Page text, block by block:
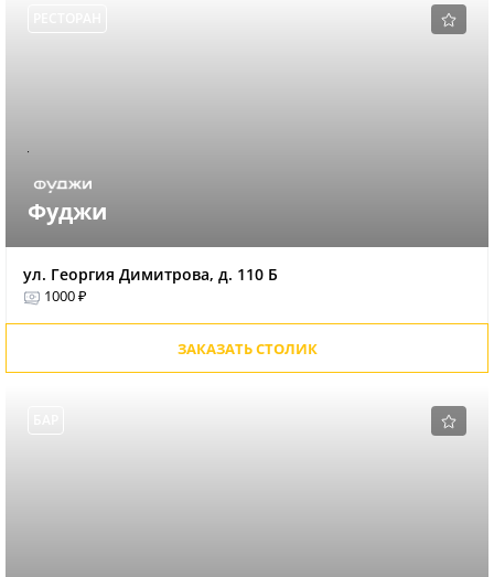
Фуджи
ул. Георгия Димитрова, д. 110 Б
1000 ₽
ЗАКАЗАТЬ СТОЛИК